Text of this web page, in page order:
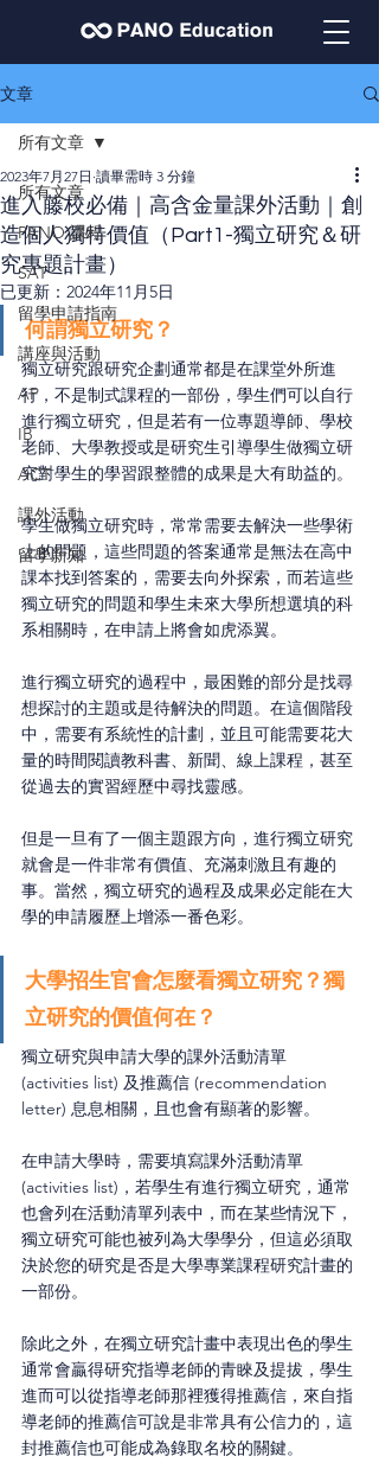
文章
所有文章
PANO 課程
SAT
留學申請指南
講座與活動
AP
IB
ACT
課外活動
留學新知
所有文章
進入藤校必備｜高含金量課外活動｜創
造個人獨特價值（Part1-獨立研究＆研
究專題計畫）
2023年7月27日 讀畢需時 3 分鐘
已更新： 2024年11月5日
何謂獨立研究？
獨立研究跟研究企劃通常都是在課堂外所進
行，不是制式課程的一部份，學生們可以自行
進行獨立研究，但是若有一位專題導師、學校
老師、大學教授或是研究生引導學生做獨立研
究對學生的學習跟整體的成果是大有助益的。
學生做獨立研究時，常常需要去解決一些學術
上的問題，這些問題的答案通常是無法在高中
課本找到答案的，需要去向外探索，而若這些
獨立研究的問題和學生未來大學所想選填的科
系相關時，在申請上將會如虎添翼。
進行獨立研究的過程中，最困難的部分是找尋
想探討的主題或是待解決的問題。在這個階段
中，需要有系統性的計劃，並且可能需要花大
量的時間閱讀教科書、新聞、線上課程，甚至
從過去的實習經歷中尋找靈感。
但是一旦有了一個主題跟方向，進行獨立研究
就會是一件非常有價值、充滿刺激且有趣的
事。當然，獨立研究的過程及成果必定能在大
學的申請履歷上增添一番色彩。
大學招生官會怎麼看獨立研究？獨
立研究的價值何在？
獨立研究與申請大學的課外活動清單
(activities list) 及推薦信 (recommendation
letter) 息息相關，且也會有顯著的影響。
在申請大學時，需要填寫課外活動清單
(activities list)，若學生有進行獨立研究，通常
也會列在活動清單列表中，而在某些情況下，
獨立研究可能也被列為大學學分，但這必須取
決於您的研究是否是大學專業課程研究計畫的
一部份。
除此之外，在獨立研究計畫中表現出色的學生
通常會贏得研究指導老師的青睞及提拔，學生
進而可以從指導老師那裡獲得推薦信，來自指
導老師的推薦信可說是非常具有公信力的，這
封推薦信也可能成為錄取名校的關鍵。